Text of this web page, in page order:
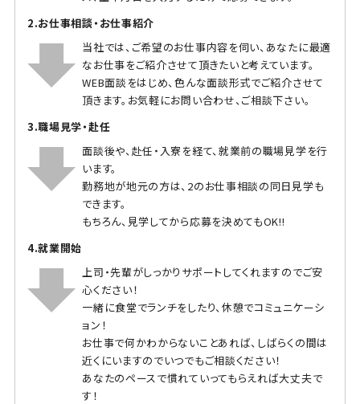
2.お仕事相談・お仕事紹介
当社では、ご希望のお仕事内容を伺い、あなたに最適
なお仕事をご紹介させて頂きたいと考えています。
WEB面談をはじめ、色んな面談形式でご紹介させて
頂きます。お気軽にお問い合わせ、ご相談下さい。
3.職場見学・赴任
面談後や、赴任・入寮を経て、就業前の職場見学を行
います。
勤務地が地元の方は、2のお仕事相談の同日見学も
できます。
もちろん、見学してから応募を決めてもOK!!
4.就業開始
上司・先輩がしっかりサポートしてくれますのでご安
心ください！
一緒に食堂でランチをしたり、休憩でコミュニケーシ
ョン！
お仕事で何かわからないことあれば、しばらくの間は
近くにいますのでいつでもご相談ください！
あなたのペースで慣れていってもらえれば大丈夫で
す！